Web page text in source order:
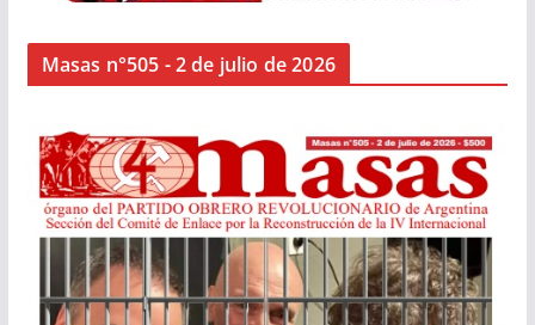
Masas n°505 - 2 de julio de 2026